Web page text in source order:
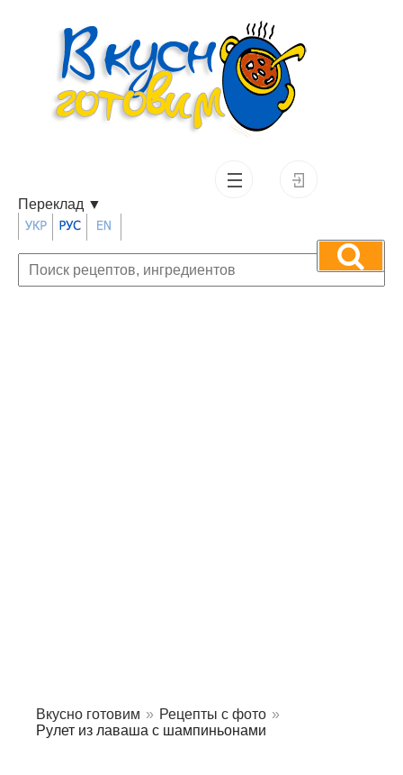
Переклад ▼
Вкусно готовим » Рецепты с фото »
Рулет из лаваша с шампиньонами